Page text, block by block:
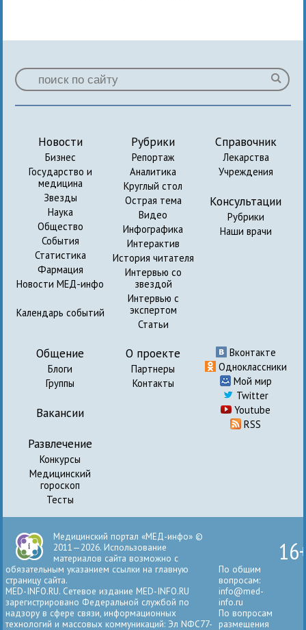
Новости
Бизнес
Государство и
медицина
Звезды
Наука
Общество
События
Статистика
Фармация
Новости МЕД-инфо
Календарь событий
Рубрики
Репортаж
Аналитика
Круглый стол
Острая тема
Видео
Инфографика
Интерактив
История читателя
Интервью со
звездой
Интервью с
экспертом
Статьи
Справочник
Лекарства
Учреждения
Консультации
Рубрики
Наши врачи
Общение
Блоги
Группы
Вакансии
Развлечение
Конкурсы
Медицинский
гороскоп
Тесты
О проекте
Партнеры
Контакты
Вконтакте
Одноклассники
Мой мир
Twitter
Youtube
RSS
Медицинский портал «МЕД-инфо» ©
2011—2026. Использование
материалов сайта возможно с
обязательным указанием ссылки на главную
страницу сайта.
MED-INFO.RU. Сетевое издание MED-INFO.RU
зарегистрировано Федеральной службой по
надзору в сфере связи, информационных
технологий и массовых коммуникаций: Эл NФС77-
По общим
вопросам:
info@med-
info.ru
По вопросам
размещения